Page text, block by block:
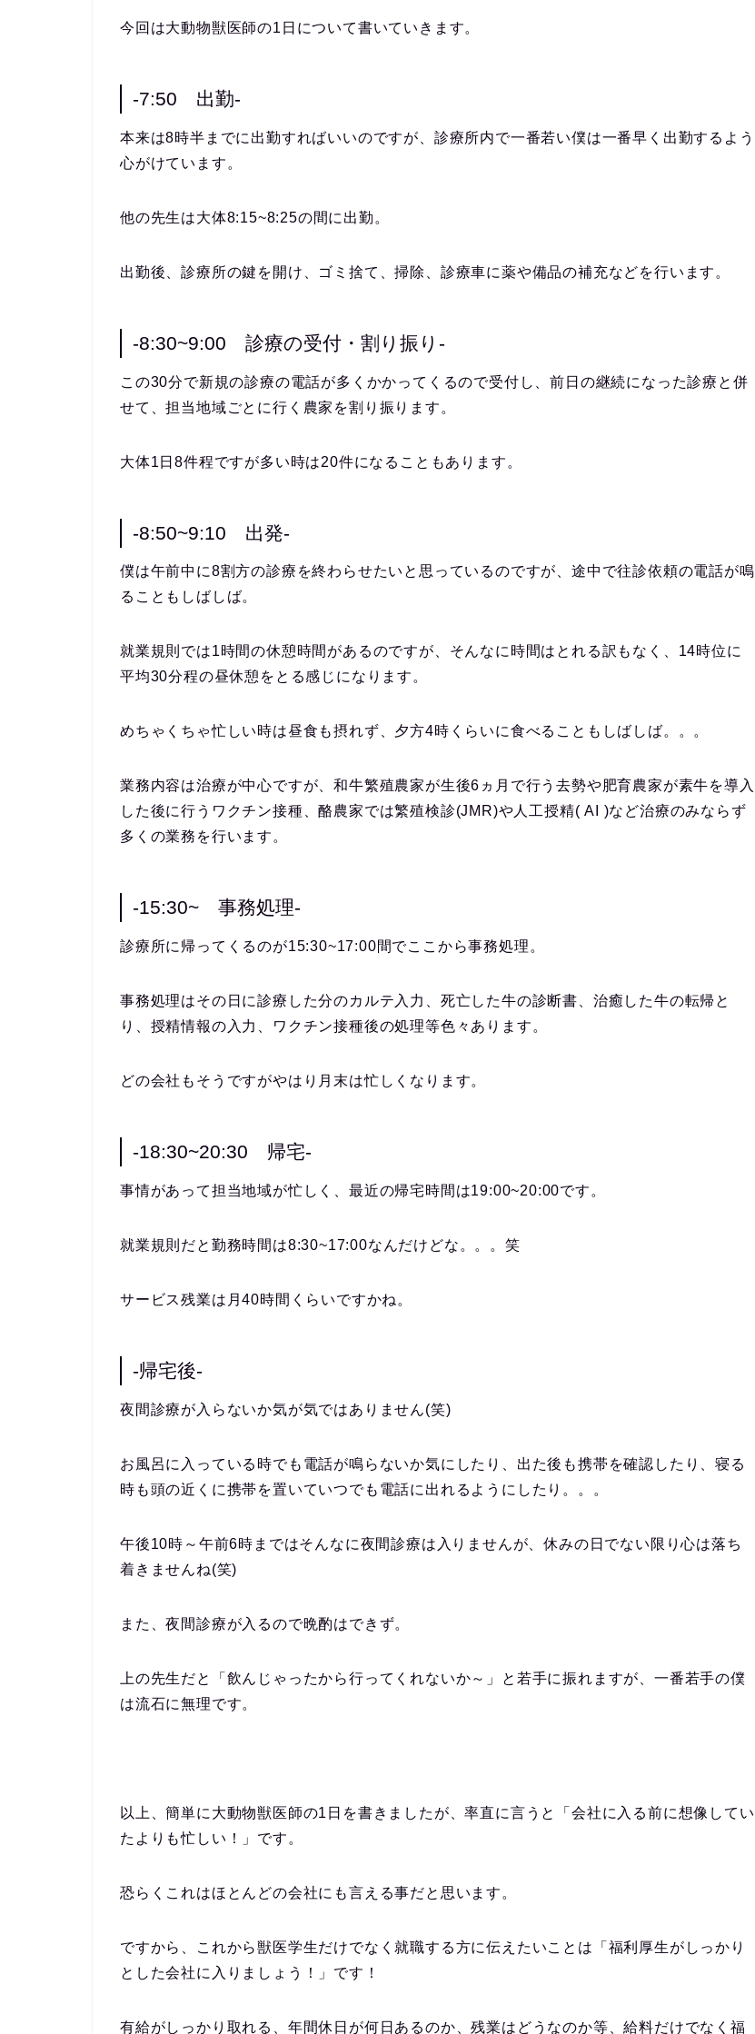
今回は大動物獣医師の1日について書いていきます。
-7:50 出勤-
本来は8時半までに出勤すればいいのですが、診療所内で一番若い僕は一番早く出勤するよう
心がけています。
他の先生は大体8:15~8:25の間に出勤。
出勤後、診療所の鍵を開け、ゴミ捨て、掃除、診療車に薬や備品の補充などを行います。
-8:30~9:00 診療の受付・割り振り-
この30分で新規の診療の電話が多くかかってくるので受付し、前日の継続になった診療と併
せて、担当地域ごとに行く農家を割り振ります。
大体1日8件程ですが多い時は20件になることもあります。
-8:50~9:10 出発-
僕は午前中に8割方の診療を終わらせたいと思っているのですが、途中で往診依頼の電話が鳴
ることもしばしば。
就業規則では1時間の休憩時間があるのですが、そんなに時間はとれる訳もなく、14時位に
平均30分程の昼休憩をとる感じになります。
めちゃくちゃ忙しい時は昼食も摂れず、夕方4時くらいに食べることもしばしば。。。
業務内容は治療が中心ですが、和牛繁殖農家が生後6ヵ月で行う去勢や肥育農家が素牛を導入
した後に行う ワクチン接種 、酪農家では繁殖検診(JMR)や人工授精( AI )など治療のみならず
多くの業務を行います。
-15:30~ 事務処理-
診療所に帰ってくるのが15:30~17:00間でここから事務処理。
事務処理はその日に診療した分のカルテ入力、死亡した牛の診断書、治癒した牛の転帰と
り、授精情報の入力、ワクチン接種後の処理等色々あります。
どの会社もそうですがやはり月末は忙しくなります。
-18:30~20:30 帰宅-
事情があって担当地域が忙しく、最近の帰宅時間は19:00~20:00です。
就業規則だと勤務時間は8:30~17:00なんだけどな。。。笑
サービス残業は月40時間くらいですかね。
-帰宅後-
夜間診療が入らないか気が気ではありません(笑)
お風呂に入っている時でも電話が鳴らないか気にしたり、出た後も携帯を確認したり、寝る
時も頭の近くに携帯を置いていつでも電話に出れるようにしたり。。。
午後10時～午前6時まではそんなに夜間診療は入りませんが、休みの日でない限り心は落ち
着きませんね(笑)
また、夜間診療が入るので晩酌はできず。
上の先生だと「飲んじゃったから行ってくれないか～」と若手に振れますが、一番若手の僕
は流石に無理です。
以上、簡単に大動物獣医師の1日を書きましたが、率直に言うと
「会社に入る前に想像してい
たよりも忙しい！」 です。
恐らくこれはほとんどの会社にも言える事だと思います。
ですから、これから獣医学生だけでなく就職する方に伝えたいことは
「福利厚生がしっかり
とした会社に入りましょう！」 です！
有給がしっかり取れる、年間休日が何日あるのか、残業はどうなのか等、給料だけでなく福